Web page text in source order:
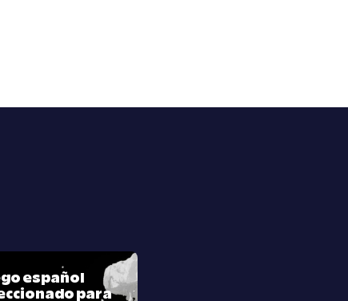
español
para